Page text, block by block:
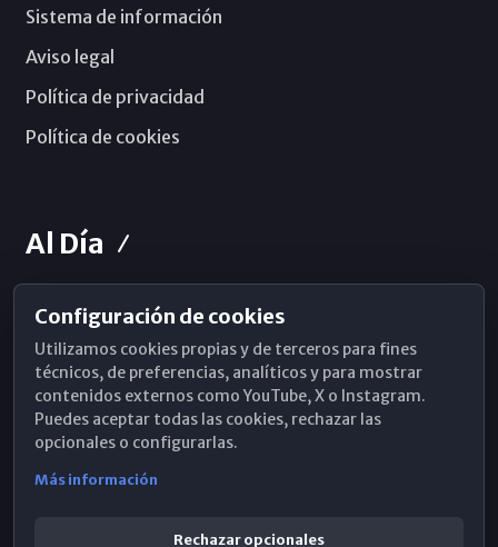
Sistema de información
Aviso legal
Política de privacidad
Política de cookies
Al Día
Horarios de Misa
Hemeroteca
WhatsApp
Configuración de cookies
Utilizamos cookies propias y de terceros para fines
técnicos, de preferencias, analíticos y para mostrar
contenidos externos como YouTube, X o Instagram.
Puedes aceptar todas las cookies, rechazar las
opcionales o configurarlas.
Más información
Rechazar opcionales